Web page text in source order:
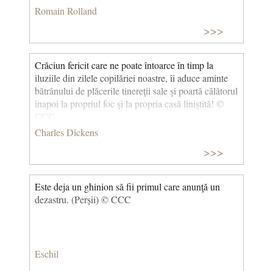
Romain Rolland
>>>
Crăciun fericit care ne poate întoarce în timp la
iluziile din zilele copilăriei noastre, îi aduce aminte
bătrânului de plăcerile tinereţii sale şi poartă călătorul
înapoi la propriul foc şi la propria casă liniştită! ©
Charles Dickens
>>>
Este deja un ghinion să fii primul care anunţă un
dezastru. (Perșii) © CCC
Eschil